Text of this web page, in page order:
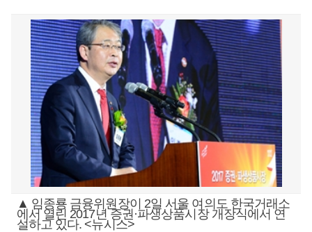
▲ 임종룡 금융위원장이 2일 서울 여의도 한국거래소
에서 열린 2017년 증권·파생상품시장 개장식에서 연
설하고 있다. <뉴시스>